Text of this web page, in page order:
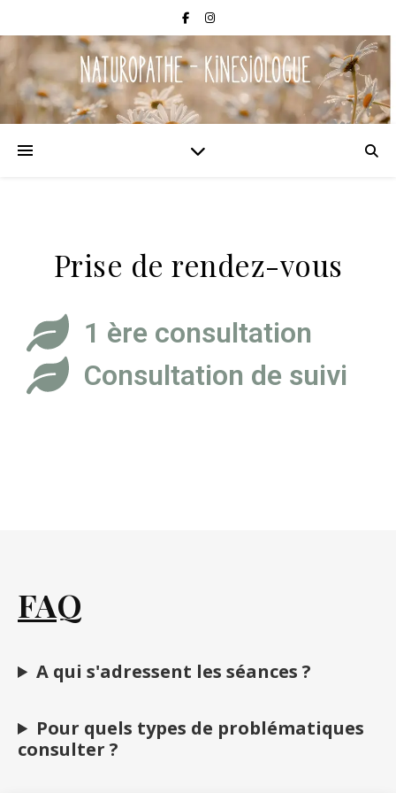
Prise de rendez-vous
1 ère consultation
Consultation de suivi
FAQ
A qui s'adressent les séances ?
Pour quels types de problématiques
consulter ?